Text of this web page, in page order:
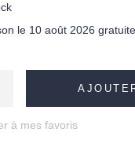
le 10 août 2026
à mes favoris